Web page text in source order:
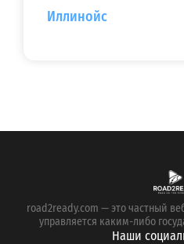
Иллинойс
road2ready.com — это частный
управляется каким-либо
Наши